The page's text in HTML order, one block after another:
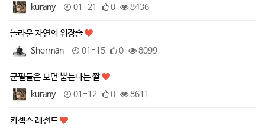
kurany 01-21 0 8436
놀라운 자연의 위장술
Sherman 01-15 0 8099
군필들은 보면 뿜는다는 짤
kurany 01-12 0 8611
카섹스 레전드